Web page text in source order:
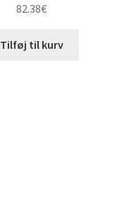
82.38€
Tilføj til kurv